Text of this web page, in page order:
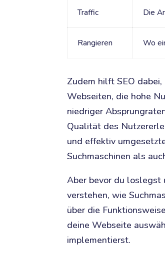
Traffic Die
Rangieren Wo
Zudem hilft SEO
Webseiten, die hohe
niedriger
Qualität des
und effektiv
Suchmaschinen als
Aber bevor du loslegst
verstehen, wie
über die
deine Webseite
implementierst.